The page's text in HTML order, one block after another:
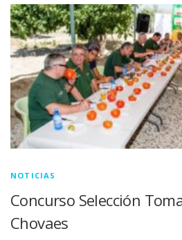
NOTICIAS
Concurso Selección
Chovaes